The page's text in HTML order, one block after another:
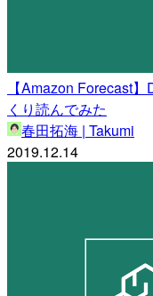
【Amazon Forecast
くり読んでみた
春田拓海 | Takumi
2019.12.14